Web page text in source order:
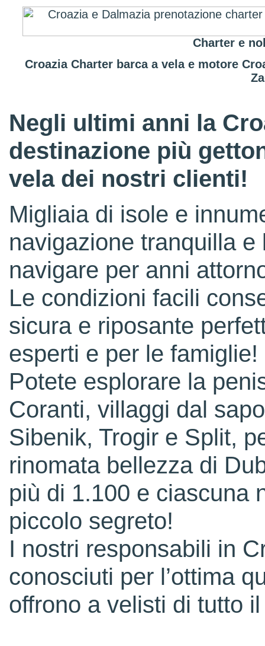
Charter e
Croazia Charter barca a vela e motore
Negli ultimi anni la
destinazione più
vela dei nostri clienti!
Migliaia di isole e
navigazione tranquilla
navigare per anni
Le condizioni facili
sicura e riposante
esperti e per le famiglie!
Potete esplorare la
Coranti, villaggi dal
Sibenik, Trogir e Split,
rinomata bellezza di
più di 1.100 e ciascuna
piccolo segreto!
I nostri responsabili in
conosciuti per l’ottima
offrono a velisti di tutto